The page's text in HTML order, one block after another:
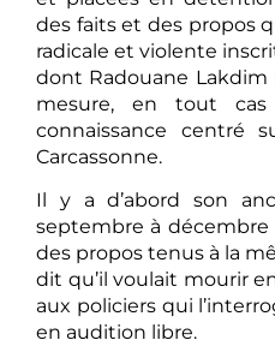
des faits et des propos
radicale et violente
dont Radouane Lakdim
mesure, en tout
connaissance centré
Carcassonne.
Il y a d’abord son
septembre à décembre
des propos tenus à la
dit qu’il voulait mourir
aux policiers qui
en audition libre.